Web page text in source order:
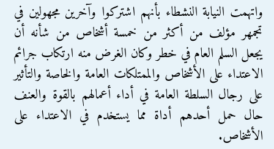
واتهمت النيابة النشطاء بأنهم اشتركوا وآخرين مجهولين في
تجمهر مؤلف من أكثر من خمسة أشخاص من شأنه أن
يجعل السلم العام في خطر وكان الغرض منه ارتكاب جرائم
الاعتداء على الأشخاص والممتلكات العامة والخاصة والتأثير
على رجال السلطة العامة في أداء أعمالهم بالقوة والعنف
حال حمل أحدهم أداة مما يستخدم في الاعتداء على
اﻷشخاص.